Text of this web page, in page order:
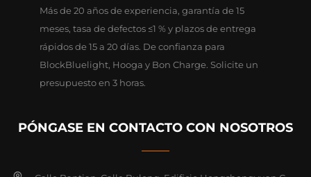
Más de 20 años de experiencia, garantía de 15
meses, tasa de defectos ≤1 % y plazos de entrega
rápidos de 15 a 20 días. De confianza para
BlockBluelight, Hooga y Bon Charge. Solicite un
presupuesto en 3 horas.
PÓNGASE EN CONTACTO CON NOSOTROS